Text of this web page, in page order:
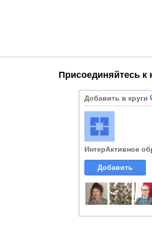
Присоединяйтесь к
Добавить в круги
ИнтерАктивное
Добавить